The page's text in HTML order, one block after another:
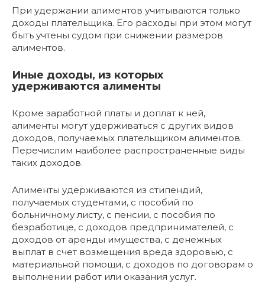
При удержании алиментов учитываются только
доходы плательщика. Его расходы при этом могут
быть учтены судом при снижении размеров
алиментов.
Иные доходы, из которых
удерживаются алименты
Кроме заработной платы и доплат к ней,
алименты могут удерживаться с других видов
доходов, получаемых плательщиком алиментов.
Перечислим наиболее распространенные виды
таких доходов.
Алименты удерживаются из стипендий,
получаемых студентами, с пособий по
больничному листу, с пенсии, с пособия по
безработице, с доходов предпринимателей, с
доходов от аренды имущества, с денежных
выплат в счет возмещения вреда здоровью, с
материальной помощи, с доходов по договорам о
выполнении работ или оказания услуг.